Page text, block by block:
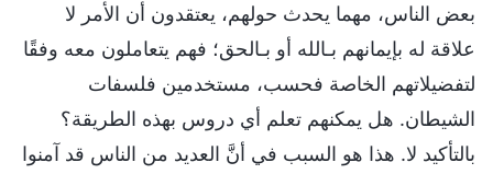
بعض الناس، مهما يحدث حولهم، يعتقدون أن الأمر لا
علاقة له بإيمانهم بـالله أو بـالحق؛ فهم يتعاملون معه وفقًا
لتفضيلاتهم الخاصة فحسب، مستخدمين فلسفات
الشيطان. هل يمكنهم تعلم أي دروس بهذه الطريقة؟
بالتأكيد لا. هذا هو السبب في أنَّ العديد من الناس قد آمنوا